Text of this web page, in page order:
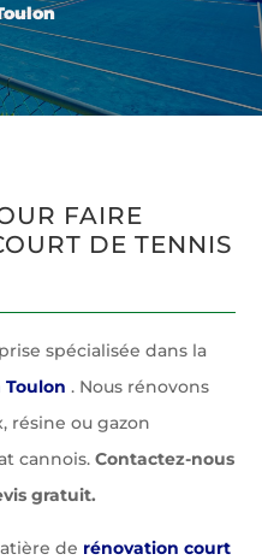
FAIRE
DE TENNIS
spécialisée dans la
. Nous rénovons
résine ou gazon
cannois.Contactez-nous
gratuit.
de rénovation court